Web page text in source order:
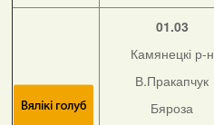
01.03
Камянецкі р-н
В.Пракапчук
Бяроза